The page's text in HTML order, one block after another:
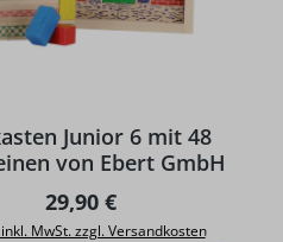
Junior 6 mit 48
von Ebert GmbH
Regulärer Preis:
29,90 €
MwSt. zzgl. Versandkosten